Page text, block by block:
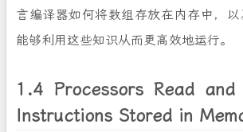
言编译器如何将数组存放在内存中，
能够利用这些知识从而更高效地运行。
1.4 Processors Read and
Instructions Stored in